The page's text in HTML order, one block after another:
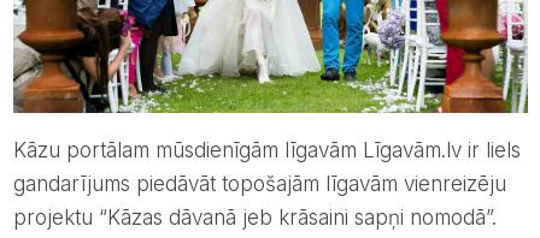
Kāzu portālam mūsdienīgām līgavām Līgavām.lv ir liels
gandarījums piedāvāt topošajām līgavām vienreizēju
projektu “Kāzas dāvanā jeb krāsaini sapņi nomodā”.